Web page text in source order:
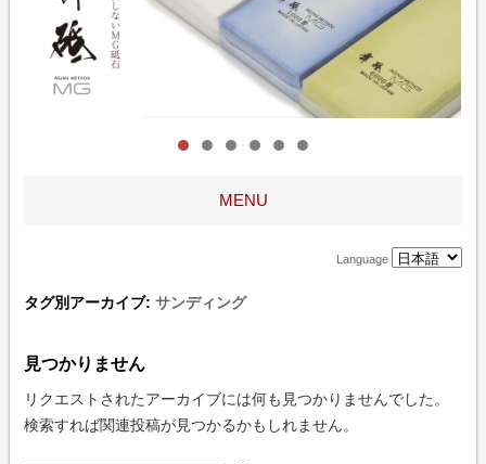
MENU
Language
タグ別アーカイブ:サンディング
見つかりません
リクエストされたアーカイブには何も見つかりませんでした。
検索すれば関連投稿が見つかるかもしれません。